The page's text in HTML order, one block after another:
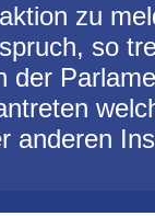
zu
so
der
anderen